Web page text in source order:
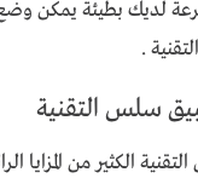
لديك بطيئة يمكن
سلس التقنية
الكثير من المزايا